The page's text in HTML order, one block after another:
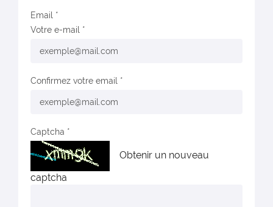
Email
Votre e-mail
Confirmez votre email
Captcha
Obtenir un nouveau
captcha